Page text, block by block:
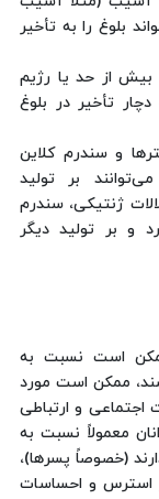
بلوغ را به تأخیر
بیش از حد یا رژیم
تأخیر در بلوغ
و سندرم کلاین
بر تولید
ژنتیکی، سندرم
و بر تولید دیگر
است نسبت به
ممکن است مورد
اجتماعی و ارتباطی
معمولاً نسبت به
(خصوصاً پسرها)،
استرس و احساسات